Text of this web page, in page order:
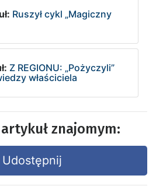
Ruszył cykl „Magiczny
Z REGIONU: „Pożyczyli”
właściciela
znajomym: